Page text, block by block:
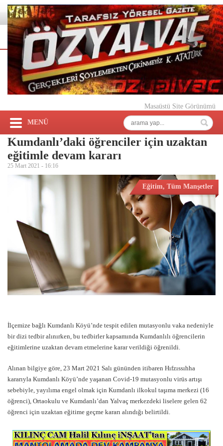
Masaüstü Site Görünümü
MENÜ
Kumdanlı’daki öğrenciler için uzaktan
eğitimle devam kararı
25 Mart 2021 - 16:16
Eğitim, Tüm Manşetler
İlçemize bağlı Kumdanlı Köyü’nde tespit edilen mutasyonlu vaka nedeniyle
bir dizi tedbir alınırken, bu tedbirler kapsamında Kumdanlılı öğrencilerin
eğitimlerine uzaktan devam etmelerine karar verildiği öğrenildi.
Alınan bilgiye göre, 23 Mart 2021 Salı gününden itibaren Hıfzıssıhha
kararıyla Kumdanlı Köyü’nde yaşanan Covid-19 mutasyonlu virüs artışı
sebebiyle, yayılıma engel olmak için Kumdanlı ilkokul taşıma merkezi (16
öğrenci), Ortaokulu ve Kumdanlı’dan Yalvaç merkezdeki liselere gelen 62
öğrenci için uzaktan eğitime geçme kararı alındığı belirtildi.